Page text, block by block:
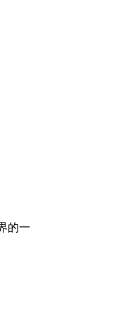
的一